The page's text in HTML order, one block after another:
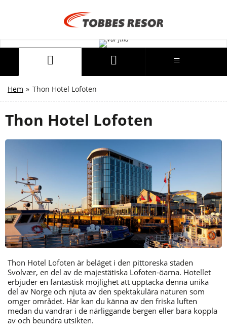
Hem » Thon Hotel Lofoten
Thon Hotel Lofoten
Thon Hotel Lofoten är beläget i den pittoreska staden
Svolvær, en del av de majestätiska Lofoten-öarna. Hotellet
erbjuder en fantastisk möjlighet att upptäcka denna unika
del av Norge och njuta av den spektakulära naturen som
omger området. Här kan du känna av den friska luften
medan du vandrar i de närliggande bergen eller bara koppla
av och beundra utsikten.